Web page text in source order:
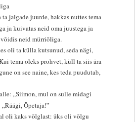
ta jalgade juurde, hakkas nuttes tema
ja kuivatas neid oma juustega ja
neid mürriõliga.
oli ta külla kutsunud, seda nägi,
tema oleks prohvet, küll ta siis ära
on see naine, kes teda puudutab,
„Siimon, mul on sulle midagi
Õpetaja!”
oli kaks võlglast: üks oli võlgu